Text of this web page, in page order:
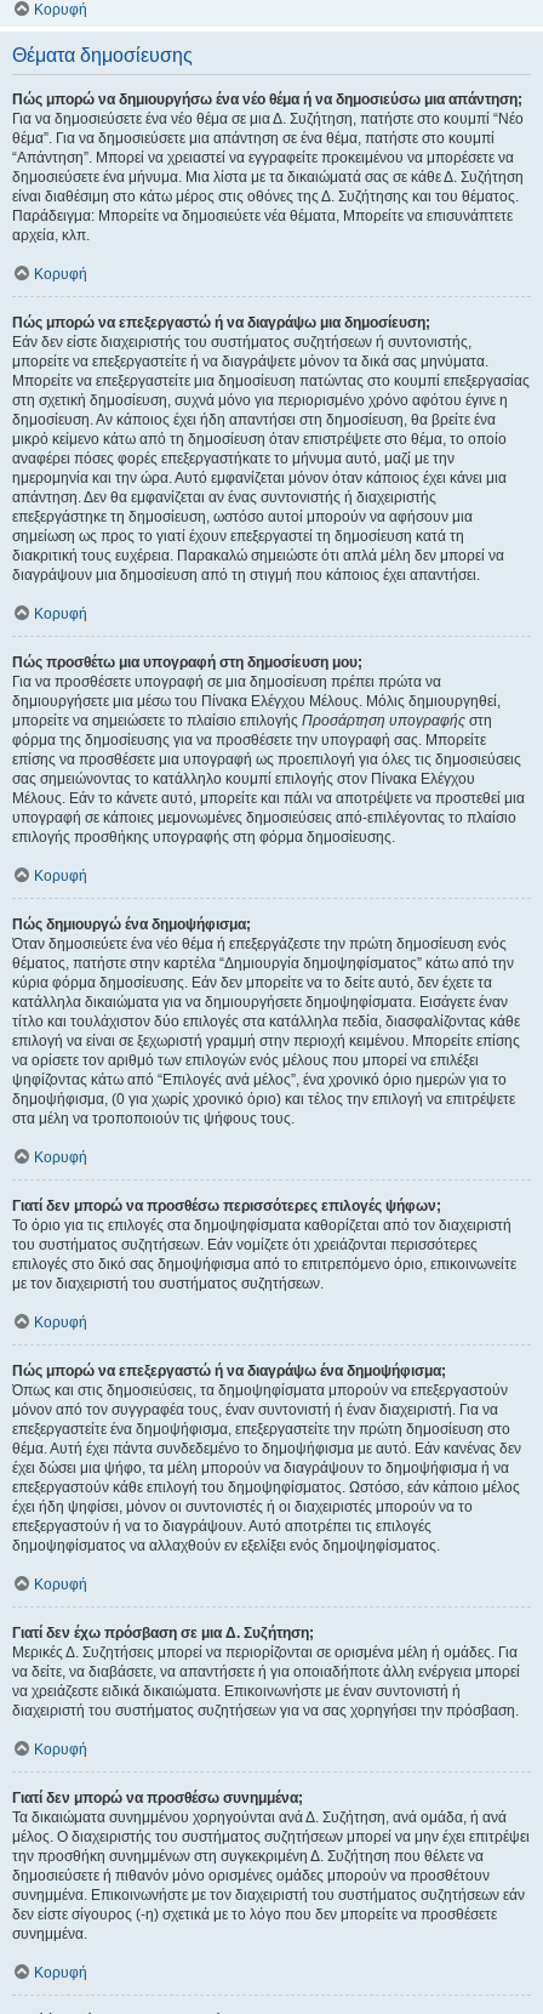
Κορυφή
Θέματα δημοσίευσης
Πώς μπορώ να δημιουργήσω ένα νέο θέμα ή να δημοσιεύσω μια απάντηση;
Για να δημοσιεύσετε ένα νέο θέμα σε μια Δ. Συζήτηση, πατήστε στο κουμπί “Νέο
θέμα”. Για να δημοσιεύσετε μια απάντηση σε ένα θέμα, πατήστε στο κουμπί
“Απάντηση”. Μπορεί να χρειαστεί να εγγραφείτε προκειμένου να μπορέσετε να
δημοσιεύσετε ένα μήνυμα. Μια λίστα με τα δικαιώματά σας σε κάθε Δ. Συζήτηση
είναι διαθέσιμη στο κάτω μέρος στις οθόνες της Δ. Συζήτησης και του θέματος.
Παράδειγμα: Μπορείτε να δημοσιεύετε νέα θέματα, Μπορείτε να επισυνάπτετε
αρχεία, κλπ.
Κορυφή
Πώς μπορώ να επεξεργαστώ ή να διαγράψω μια δημοσίευση;
Εάν δεν είστε διαχειριστής του συστήματος συζητήσεων ή συντονιστής,
μπορείτε να επεξεργαστείτε ή να διαγράψετε μόνον τα δικά σας μηνύματα.
Μπορείτε να επεξεργαστείτε μια δημοσίευση πατώντας στο κουμπί επεξεργασίας
στη σχετική δημοσίευση, συχνά μόνο για περιορισμένο χρόνο αφότου έγινε η
δημοσίευση. Αν κάποιος έχει ήδη απαντήσει στη δημοσίευση, θα βρείτε ένα
μικρό κείμενο κάτω από τη δημοσίευση όταν επιστρέψετε στο θέμα, το οποίο
αναφέρει πόσες φορές επεξεργαστήκατε το μήνυμα αυτό, μαζί με την
ημερομηνία και την ώρα. Αυτό εμφανίζεται μόνον όταν κάποιος έχει κάνει μια
απάντηση. Δεν θα εμφανίζεται αν ένας συντονιστής ή διαχειριστής
επεξεργάστηκε τη δημοσίευση, ωστόσο αυτοί μπορούν να αφήσουν μια
σημείωση ως προς το γιατί έχουν επεξεργαστεί τη δημοσίευση κατά τη
διακριτική τους ευχέρεια. Παρακαλώ σημειώστε ότι απλά μέλη δεν μπορεί να
διαγράψουν μια δημοσίευση από τη στιγμή που κάποιος έχει απαντήσει.
Κορυφή
Πώς προσθέτω μια υπογραφή στη δημοσίευση μου;
Για να προσθέσετε υπογραφή σε μια δημοσίευση πρέπει πρώτα να
δημιουργήσετε μια μέσω του Πίνακα Ελέγχου Μέλους. Μόλις δημιουργηθεί,
μπορείτε να σημειώσετε το πλαίσιο επιλογής Προσάρτηση υπογραφής στη
φόρμα της δημοσίευσης για να προσθέσετε την υπογραφή σας. Μπορείτε
επίσης να προσθέσετε μια υπογραφή ως προεπιλογή για όλες τις δημοσιεύσεις
σας σημειώνοντας το κατάλληλο κουμπί επιλογής στον Πίνακα Ελέγχου
Μέλους. Εάν το κάνετε αυτό, μπορείτε και πάλι να αποτρέψετε να προστεθεί μια
υπογραφή σε κάποιες μεμονωμένες δημοσιεύσεις από-επιλέγοντας το πλαίσιο
επιλογής προσθήκης υπογραφής στη φόρμα δημοσίευσης.
Κορυφή
Πώς δημιουργώ ένα δημοψήφισμα;
Όταν δημοσιεύετε ένα νέο θέμα ή επεξεργάζεστε την πρώτη δημοσίευση ενός
θέματος, πατήστε στην καρτέλα “Δημιουργία δημοψηφίσματος” κάτω από την
κύρια φόρμα δημοσίευσης. Εάν δεν μπορείτε να το δείτε αυτό, δεν έχετε τα
κατάλληλα δικαιώματα για να δημιουργήσετε δημοψηφίσματα. Εισάγετε έναν
τίτλο και τουλάχιστον δύο επιλογές στα κατάλληλα πεδία, διασφαλίζοντας κάθε
επιλογή να είναι σε ξεχωριστή γραμμή στην περιοχή κειμένου. Μπορείτε επίσης
να ορίσετε τον αριθμό των επιλογών ενός μέλους που μπορεί να επιλέξει
ψηφίζοντας κάτω από “Επιλογές ανά μέλος”, ένα χρονικό όριο ημερών για το
δημοψήφισμα, (0 για χωρίς χρονικό όριο) και τέλος την επιλογή να επιτρέψετε
στα μέλη να τροποποιούν τις ψήφους τους.
Κορυφή
Γιατί δεν μπορώ να προσθέσω περισσότερες επιλογές ψήφων;
Το όριο για τις επιλογές στα δημοψηφίσματα καθορίζεται από τον διαχειριστή
του συστήματος συζητήσεων. Εάν νομίζετε ότι χρειάζονται περισσότερες
επιλογές στο δικό σας δημοψήφισμα από το επιτρεπόμενο όριο, επικοινωνείτε
με τον διαχειριστή του συστήματος συζητήσεων.
Κορυφή
Πώς μπορώ να επεξεργαστώ ή να διαγράψω ένα δημοψήφισμα;
Όπως και στις δημοσιεύσεις, τα δημοψηφίσματα μπορούν να επεξεργαστούν
μόνον από τον συγγραφέα τους, έναν συντονιστή ή έναν διαχειριστή. Για να
επεξεργαστείτε ένα δημοψήφισμα, επεξεργαστείτε την πρώτη δημοσίευση στο
θέμα. Αυτή έχει πάντα συνδεδεμένο το δημοψήφισμα με αυτό. Εάν κανένας δεν
έχει δώσει μια ψήφο, τα μέλη μπορούν να διαγράψουν το δημοψήφισμα ή να
επεξεργαστούν κάθε επιλογή του δημοψηφίσματος. Ωστόσο, εάν κάποιο μέλος
έχει ήδη ψηφίσει, μόνον οι συντονιστές ή οι διαχειριστές μπορούν να το
επεξεργαστούν ή να το διαγράψουν. Αυτό αποτρέπει τις επιλογές
δημοψηφίσματος να αλλαχθούν εν εξελίξει ενός δημοψηφίσματος.
Κορυφή
Γιατί δεν έχω πρόσβαση σε μια Δ. Συζήτηση;
Μερικές Δ. Συζητήσεις μπορεί να περιορίζονται σε ορισμένα μέλη ή ομάδες. Για
να δείτε, να διαβάσετε, να απαντήσετε ή για οποιαδήποτε άλλη ενέργεια μπορεί
να χρειάζεστε ειδικά δικαιώματα. Επικοινωνήστε με έναν συντονιστή ή
διαχειριστή του συστήματος συζητήσεων για να σας χορηγήσει την πρόσβαση.
Κορυφή
Γιατί δεν μπορώ να προσθέσω συνημμένα;
Τα δικαιώματα συνημμένου χορηγούνται ανά Δ. Συζήτηση, ανά ομάδα, ή ανά
μέλος. Ο διαχειριστής του συστήματος συζητήσεων μπορεί να μην έχει επιτρέψει
την προσθήκη συνημμένων στη συγκεκριμένη Δ. Συζήτηση που θέλετε να
δημοσιεύσετε ή πιθανόν μόνο ορισμένες ομάδες μπορούν να προσθέτουν
συνημμένα. Επικοινωνήστε με τον διαχειριστή του συστήματος συζητήσεων εάν
δεν είστε σίγουρος (-η) σχετικά με το λόγο που δεν μπορείτε να προσθέσετε
συνημμένα.
Κορυφή